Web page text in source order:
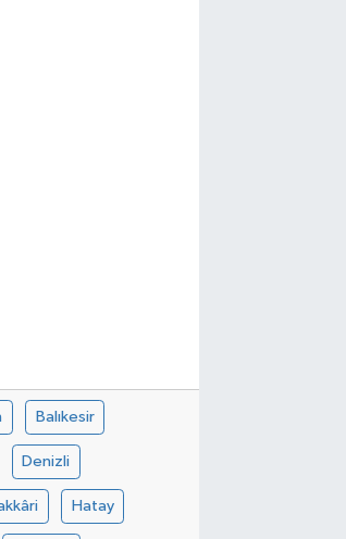
Balıkesir
Denizli
Hatay